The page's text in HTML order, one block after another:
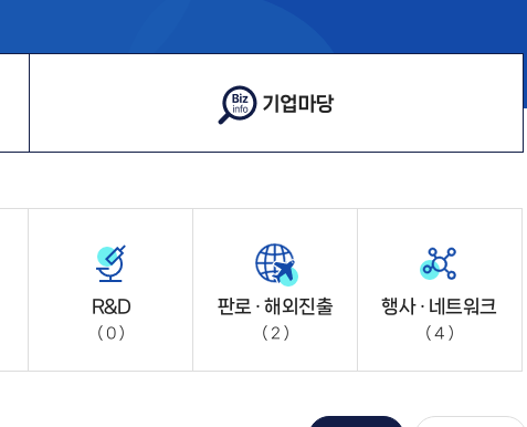
기업마당
R&D
0
판로 · 해외진출
2
행사 · 네트워크
4